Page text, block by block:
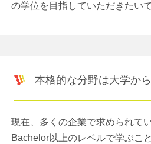
の学位を目指していただきたいで
本格的な分野は大学から
現在、多くの企業で求められて
Bachelor以上のレベルで学ぶこ